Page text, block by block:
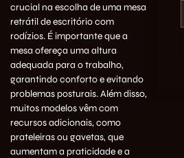
crucial na escolha de uma mesa
retrátil de escritório com
rodízios. É importante que a
mesa ofereça uma altura
adequada para o trabalho,
garantindo conforto e evitando
problemas posturais. Além disso,
muitos modelos vêm com
recursos adicionais, como
prateleiras ou gavetas, que
aumentam a praticidade e a